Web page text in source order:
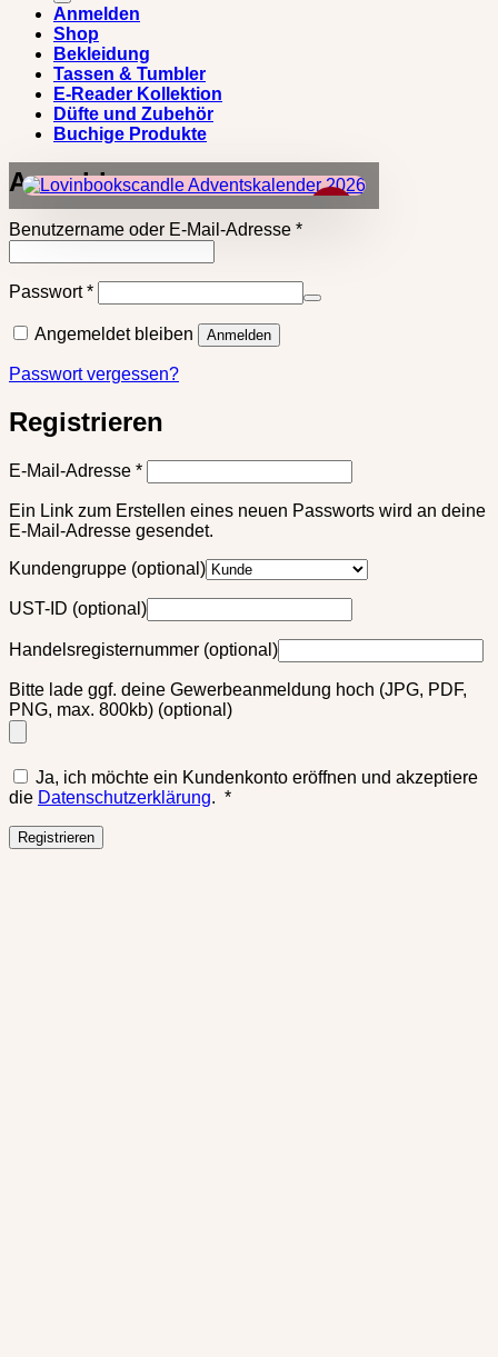
Anmelden
Shop
Bekleidung
Tassen & Tumbler
E-Reader Kollektion
Düfte und Zubehör
Buchige Produkte
×
Anmelden
Benutzername oder E-Mail-Adresse *Erforderlich
Passwort*Erforderlich
Angemeldet bleiben Anmelden
Passwort vergessen?
Registrieren
E-Mail-Adresse *Erforderlich
Ein Link zum Erstellen eines neuen Passworts wird an deine
E-Mail-Adresse gesendet.
Kundengruppe (optional)
UST-ID (optional)
Handelsregisternummer (optional)
Bitte lade ggf. deine Gewerbeanmeldung hoch (JPG, PDF,
PNG, max. 800kb) (optional)
Ja, ich möchte ein Kundenkonto eröffnen und akzeptiere
die Datenschutzerklärung. *Erforderlich
Registrieren